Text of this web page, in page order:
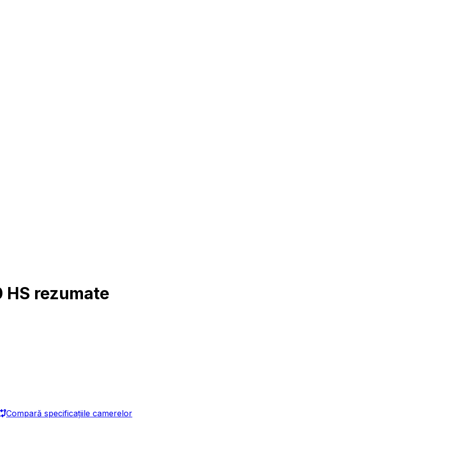
HS rezumate
Compară specificațiile camerelor